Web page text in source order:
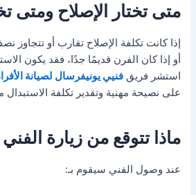
متى تختار الإصلاح ومتى
إذا كانت تكلفة الإصلاح تقارب أو تتجاوز
أو إذا كان الفرن قديمًا جدًا، فقد يكون
استشر فريقفنيي يونيفرسال لصيانة
على نصيحة مهنية وتقدير تكلفة الاستبدال
ماذا تتوقع من زيارة الفني
عند وصول الفني سيقوم بـ: